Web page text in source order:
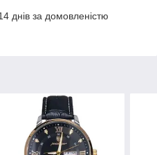
днів за домовленістю